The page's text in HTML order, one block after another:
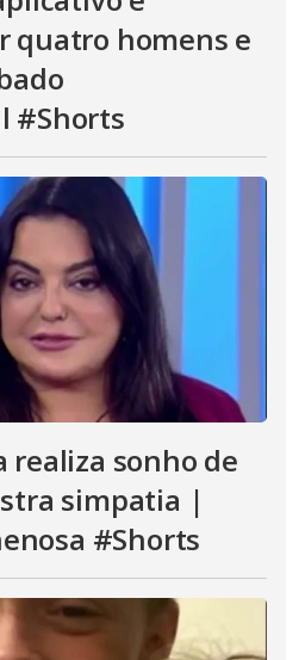
quatro homens e
#Shorts
realiza sonho de
simpatia |
#Shorts